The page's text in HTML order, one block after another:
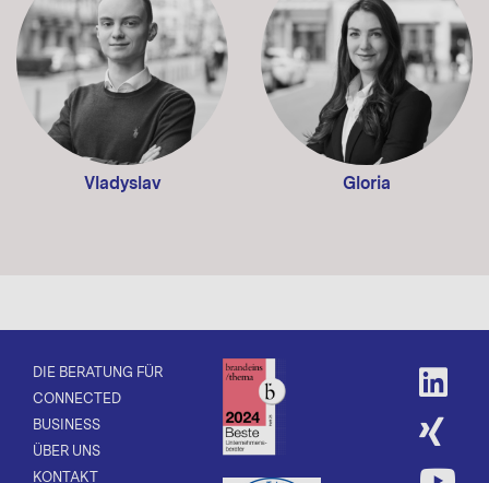
Vladyslav Gloria
DIE BERATUNG FÜR
CONNECTED
BUSINESS
ÜBER UNS
KONTAKT